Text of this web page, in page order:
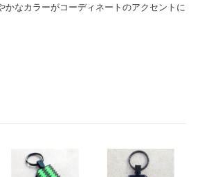
かなカラーがコーディネートのアクセントに